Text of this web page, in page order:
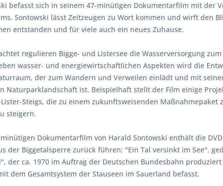
befasst sich in seinem 47-minütigen Dokumentarfilm mit der
Sontowski lässt Zeitzeugen zu Wort kommen und wirft den
entstanden und für viele auch ein neues Zuhause.
regulieren Bigge- und Listersee die Wasserversorgung
wasser- und energiewirtschaftlichen Aspekten wird die
der zum Wandern und Verweilen einlädt und mit
Naturparklandschaft ist. Beispielhaft stellt der Film einige
Steigs, die zu einem zukunftsweisenden
steigern.
Dokumentarfilm von Harald Sontowski enthält die
der Biggetalsperre zurück führen: "Ein Tal versinkt im See",
der ca. 1970 im Auftrag der Deutschen Bundesbahn
dem Gesamtsystem der Stauseen im Sauerland befasst.